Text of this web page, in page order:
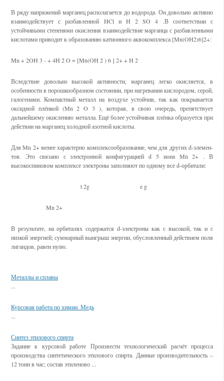
В ряду напряжений марганец располагается до водорода. Он довольно активно
взаимодействует с разбавленной HCl и H 2 SO 4 .В соответствии с
устойчивыми степенями окисления взаимодействие марганца с разбавленными
кислотами приводит к образованию катионного аквокомплекса [Mn(OH2)6]2+:
Mn + 2OH 3 - + 4H 2 O = [Mn(OH 2 ) 6 ] 2+ + H 2
Вследствие довольно высокой активности, марганец легко окисляется, в
особенности в порошкообразном состоянии, при нагревании кислородом, серой,
галогенами. Компактный металл на воздухе устойчив, так как покрывается
оксидной плёнкой (Mn 2 O 3 ), которая, в свою очередь, препятствует
дальнейшему окислению металла. Ещё более устойчивая плёнка образуется при
действии на марганец холодной азотной кислоты.
Для Mn 2+ менее характерно комплексообразование, чем для других d-элемен-
тов. Это связано с электронной конфигурацией d 5 иона Mn 2+ . В
высокоспиновом комплексе электроны заполняют по одному все d-орбитали:
t 2g e g
Mn 2+
В результате, на орбиталях содержатся d-электроны как с высокой, так и с
низкой энергией; суммарный выигрыш энергии, обусловленный действием поля
лигандов, равен нулю.
Металлы и сплавы
...
Курсовая работа по химии. Медь
...
Синтез этилового спирта
Задание к курсовой работе Произвести технологический расчёт процесса
производства синтетического этилового спирта. Данные производительность –
12 тонн в час; состав этиленово ...